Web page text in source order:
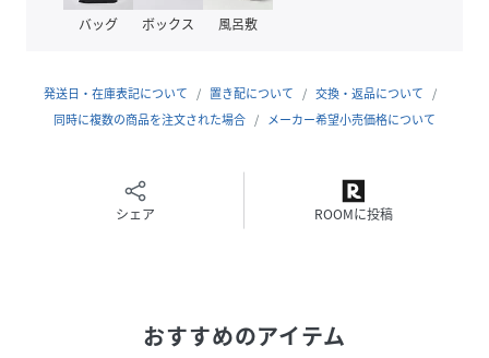
前を開けて羽織として着用する場合は、冷房対策や日除けに
性別タイプ レディース
バッグ ボックス 風呂敷
発送日・在庫表記について 置き配について
交換・返品について
同時に複数の商品を注文された場合
メーカー希望小売価格について
シェア ROOMに投稿
おすすめのアイテム